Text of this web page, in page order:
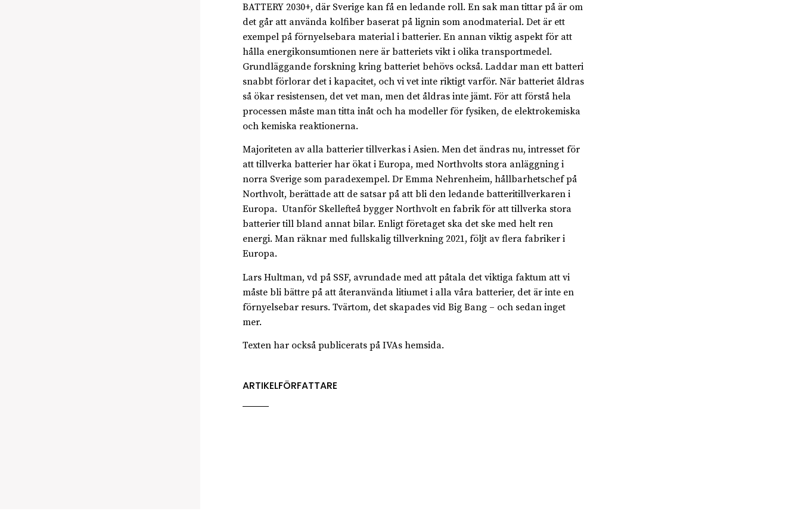
BATTERY 2030+, där Sverige kan få en ledande roll. En sak man tittar på är om
det går att använda kolfiber baserat på lignin som anodmaterial. Det är ett
exempel på förnyelsebara material i batterier. En annan viktig aspekt för att
hålla energikonsumtionen nere är batteriets vikt i olika transportmedel.
Grundläggande forskning kring batteriet behövs också. Laddar man ett batteri
snabbt förlorar det i kapacitet, och vi vet inte riktigt varför. När batteriet åldras
så ökar resistensen, det vet man, men det åldras inte jämt. För att förstå hela
processen måste man titta inåt och ha modeller för fysiken, de elektrokemiska
och kemiska reaktionerna.
Majoriteten av alla batterier tillverkas i Asien. Men det ändras nu, intresset för
att tillverka batterier har ökat i Europa, med Northvolts stora anläggning i
norra Sverige som paradexempel. Dr Emma Nehrenheim, hållbarhetschef på
Northvolt, berättade att de satsar på att bli den ledande batteritillverkaren i
Europa. Utanför Skellefteå bygger Northvolt en fabrik för att tillverka stora
batterier till bland annat bilar. Enligt företaget ska det ske med helt ren
energi. Man räknar med fullskalig tillverkning 2021, följt av flera fabriker i
Europa.
Lars Hultman, vd på SSF, avrundade med att påtala det viktiga faktum att vi
måste bli bättre på att återanvända litiumet i alla våra batterier, det är inte en
förnyelsebar resurs. Tvärtom, det skapades vid Big Bang – och sedan inget
mer.
Texten har också publicerats på IVAs hemsida.
ARTIKELFÖRFATTARE